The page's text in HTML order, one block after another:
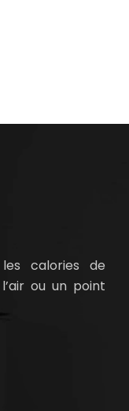
calories de
ou un point